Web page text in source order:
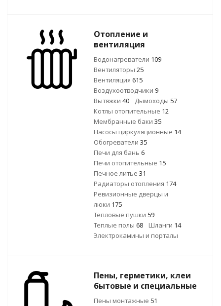
Отопление и
вентиляция
Водонагреватели 109
Вентиляторы 25
Вентиляция 615
Воздухоотводчики 9
Вытяжки 40 Дымоходы 57
Котлы отопительные 12
Мембранные баки 35
Насосы циркуляционные 14
Обогреватели 35
Печи для бань 6
Печи отопительные 15
Печное литье 31
Радиаторы отопления 174
Ревизионные дверцы и
люки 175
Тепловые пушки 59
Теплые полы 68 Шланги 14
Электрокамины и порталы
Пены, герметики, клеи
бытовые и специальные
Пены монтажные 51